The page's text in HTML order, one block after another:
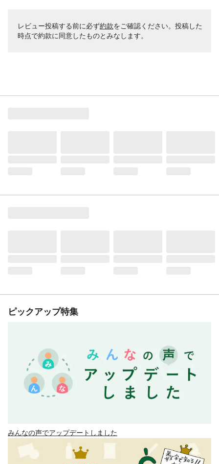
レビュー投稿する前に必ず約款をご確認ください。投稿した
時点で約款に同意したものとみなします。
ピックアップ特集
みんなの声でアップデートしました